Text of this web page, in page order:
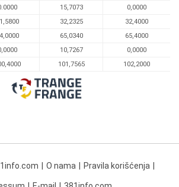
15,7073
0,0000
32,2325
32,4000
65,0340
65,4000
10,7267
0,0000
101,7565 102,2000
O nama Pravila korišćenja